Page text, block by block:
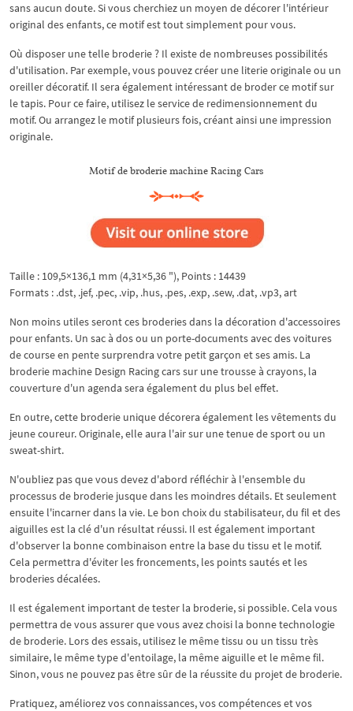
sans aucun doute. Si vous cherchiez un moyen de décorer l'intérieur
original des enfants, ce motif est tout simplement pour vous.
Où disposer une telle broderie ? Il existe de nombreuses possibilités
d'utilisation. Par exemple, vous pouvez créer une literie originale ou un
oreiller décoratif. Il sera également intéressant de broder ce motif sur
le tapis. Pour ce faire, utilisez le service de redimensionnement du
motif. Ou arrangez le motif plusieurs fois, créant ainsi une impression
originale.
Motif de broderie machine Racing Cars
Taille : 109,5×136,1 mm (4,31×5,36 "), Points : 14439
Formats : .dst, .jef, .pec, .vip, .hus, .pes, .exp, .sew, .dat, .vp3, art
Non moins utiles seront ces broderies dans la décoration d'accessoires
pour enfants. Un sac à dos ou un porte-documents avec des voitures
de course en pente surprendra votre petit garçon et ses amis. La
broderie machine Design Racing cars sur une trousse à crayons, la
couverture d'un agenda sera également du plus bel effet.
En outre, cette broderie unique décorera également les vêtements du
jeune coureur. Originale, elle aura l'air sur une tenue de sport ou un
sweat-shirt.
N'oubliez pas que vous devez d'abord réfléchir à l'ensemble du
processus de broderie jusque dans les moindres détails. Et seulement
ensuite l'incarner dans la vie. Le bon choix du stabilisateur, du fil et des
aiguilles est la clé d'un résultat réussi. Il est également important
d'observer la bonne combinaison entre la base du tissu et le motif.
Cela permettra d'éviter les froncements, les points sautés et les
broderies décalées.
Il est également important de tester la broderie, si possible. Cela vous
permettra de vous assurer que vous avez choisi la bonne technologie
de broderie. Lors des essais, utilisez le même tissu ou un tissu très
similaire, le même type d'entoilage, la même aiguille et le même fil.
Sinon, vous ne pouvez pas être sûr de la réussite du projet de broderie.
Pratiquez, améliorez vos connaissances, vos compétences et vos